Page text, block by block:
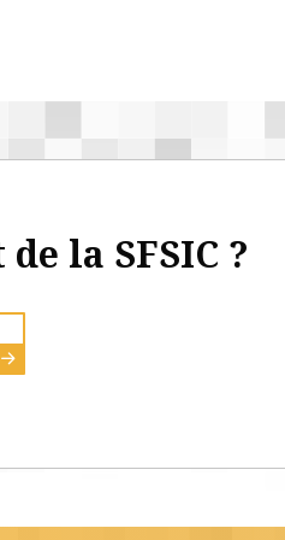
la SFSIC ?